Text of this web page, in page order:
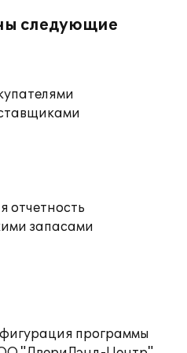
следующие
отчетность
запасами
программы